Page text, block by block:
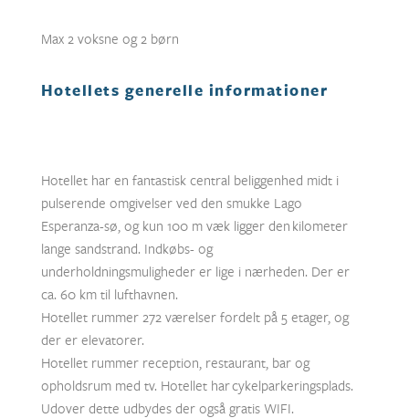
Max 2 voksne og 2 børn
Hotellets generelle informationer
Hotellet har en fantastisk central beliggenhed midt i
pulserende omgivelser ved den smukke Lago
Esperanza-sø, og kun 100 m væk ligger den kilometer
lange sandstrand. Indkøbs- og
underholdningsmuligheder er lige i nærheden. Der er
ca. 60 km til lufthavnen.
Hotellet rummer 272 værelser fordelt på 5 etager, og
der er elevatorer.
Hotellet rummer reception, restaurant, bar og
opholdsrum med tv. Hotellet har cykelparkeringsplads.
Udover dette udbydes der også gratis WIFI.